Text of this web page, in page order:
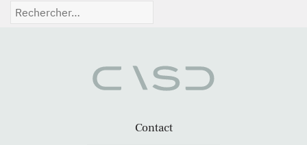
Rechercher :
Contact